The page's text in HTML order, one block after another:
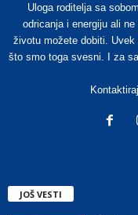
Uloga roditelja sa
odricanja i energiju ali
životu možete dobiti.
što smo toga svesni. I za
JOŠ VESTI